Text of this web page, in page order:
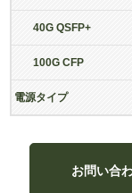
40G QSFP+
100G CFP
電源タイプ
お問い合